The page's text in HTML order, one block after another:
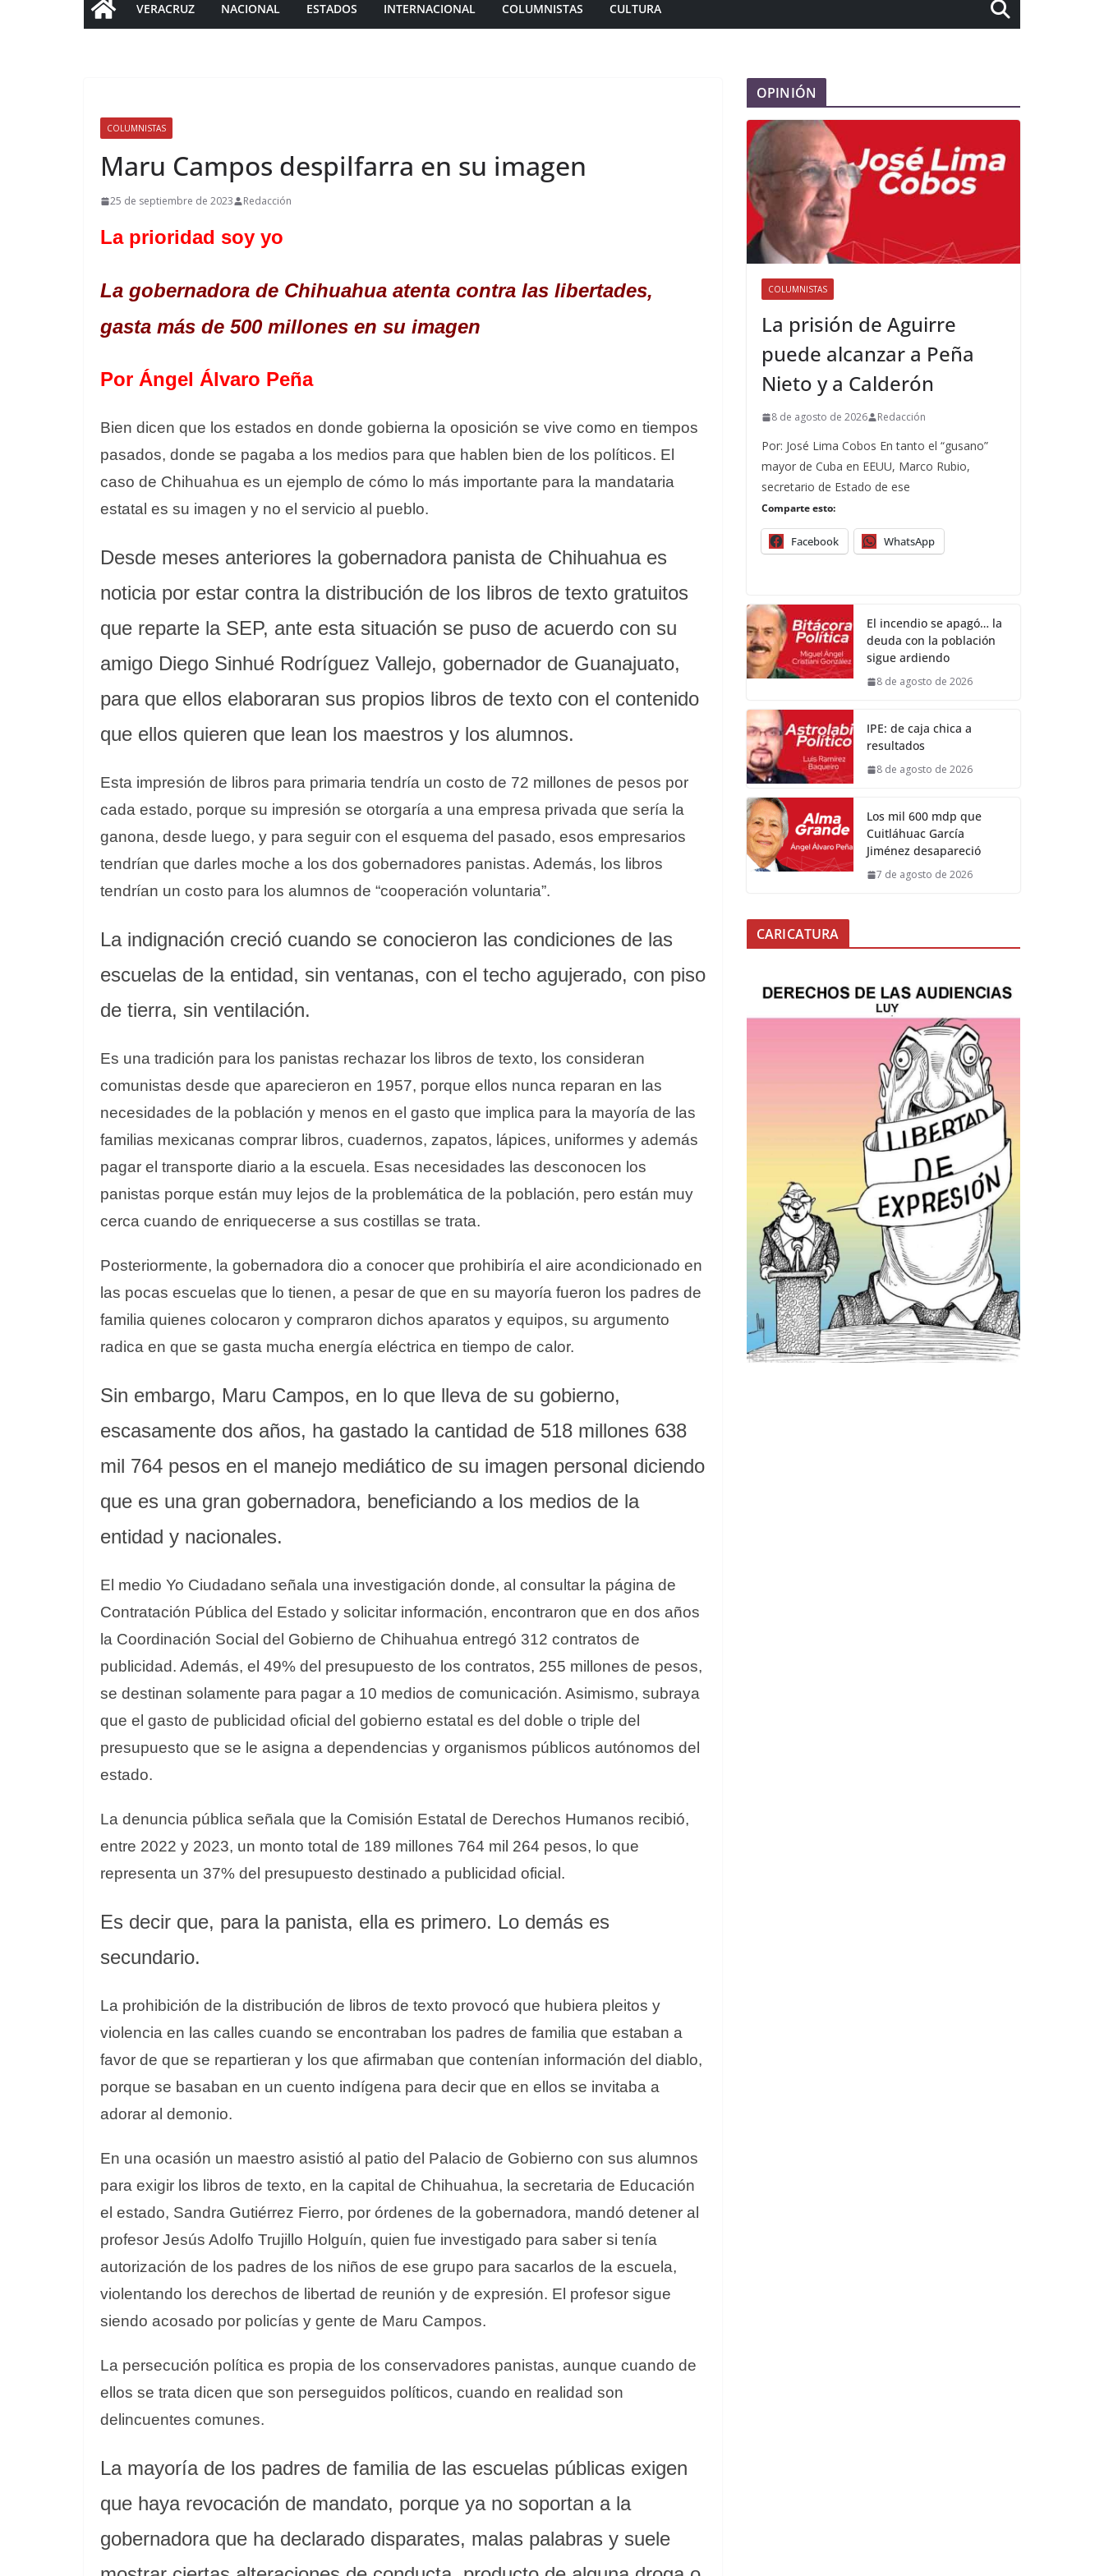
VERACRUZ NACIONAL ESTADOS INTERNACIONAL COLUMNISTAS CULTURA
COLUMNISTAS
Maru Campos despilfarra en su imagen
25 de septiembre de 2023 Redacción
La prioridad soy yo
La gobernadora de Chihuahua atenta contra las libertades,
gasta más de 500 millones en su imagen
Por Ángel Álvaro Peña
Bien dicen que los estados en donde gobierna la oposición se vive como en tiempos
pasados, donde se pagaba a los medios para que hablen bien de los políticos. El
caso de Chihuahua es un ejemplo de cómo lo más importante para la mandataria
estatal es su imagen y no el servicio al pueblo.
Desde meses anteriores la gobernadora panista de Chihuahua es
noticia por estar contra la distribución de los libros de texto gratuitos
que reparte la SEP, ante esta situación se puso de acuerdo con su
amigo Diego Sinhué Rodríguez Vallejo, gobernador de Guanajuato,
para que ellos elaboraran sus propios libros de texto con el contenido
que ellos quieren que lean los maestros y los alumnos.
Esta impresión de libros para primaria tendría un costo de 72 millones de pesos por
cada estado, porque su impresión se otorgaría a una empresa privada que sería la
ganona, desde luego, y para seguir con el esquema del pasado, esos empresarios
tendrían que darles moche a los dos gobernadores panistas. Además, los libros
tendrían un costo para los alumnos de “cooperación voluntaria”.
La indignación creció cuando se conocieron las condiciones de las
escuelas de la entidad, sin ventanas, con el techo agujerado, con piso
de tierra, sin ventilación.
Es una tradición para los panistas rechazar los libros de texto, los consideran
comunistas desde que aparecieron en 1957, porque ellos nunca reparan en las
necesidades de la población y menos en el gasto que implica para la mayoría de las
familias mexicanas comprar libros, cuadernos, zapatos, lápices, uniformes y además
pagar el transporte diario a la escuela. Esas necesidades las desconocen los
panistas porque están muy lejos de la problemática de la población, pero están muy
cerca cuando de enriquecerse a sus costillas se trata.
Posteriormente, la gobernadora dio a conocer que prohibiría el aire acondicionado en
las pocas escuelas que lo tienen, a pesar de que en su mayoría fueron los padres de
familia quienes colocaron y compraron dichos aparatos y equipos, su argumento
radica en que se gasta mucha energía eléctrica en tiempo de calor.
Sin embargo, Maru Campos, en lo que lleva de su gobierno,
escasamente dos años, ha gastado la cantidad de 518 millones 638
mil 764 pesos en el manejo mediático de su imagen personal diciendo
que es una gran gobernadora, beneficiando a los medios de la
entidad y nacionales.
El medio Yo Ciudadano señala una investigación donde, al consultar la página de
Contratación Pública del Estado y solicitar información, encontraron que en dos años
la Coordinación Social del Gobierno de Chihuahua entregó 312 contratos de
publicidad. Además, el 49% del presupuesto de los contratos, 255 millones de pesos,
se destinan solamente para pagar a 10 medios de comunicación. Asimismo, subraya
que el gasto de publicidad oficial del gobierno estatal es del doble o triple del
presupuesto que se le asigna a dependencias y organismos públicos autónomos del
estado.
La denuncia pública señala que la Comisión Estatal de Derechos Humanos recibió,
entre 2022 y 2023, un monto total de 189 millones 764 mil 264 pesos, lo que
representa un 37% del presupuesto destinado a publicidad oficial.
Es decir que, para la panista, ella es primero. Lo demás es
secundario.
La prohibición de la distribución de libros de texto provocó que hubiera pleitos y
violencia en las calles cuando se encontraban los padres de familia que estaban a
favor de que se repartieran y los que afirmaban que contenían información del diablo,
porque se basaban en un cuento indígena para decir que en ellos se invitaba a
adorar al demonio.
En una ocasión un maestro asistió al patio del Palacio de Gobierno con sus alumnos
para exigir los libros de texto, en la capital de Chihuahua, la secretaria de Educación
el estado, Sandra Gutiérrez Fierro, por órdenes de la gobernadora, mandó detener al
profesor Jesús Adolfo Trujillo Holguín, quien fue investigado para saber si tenía
autorización de los padres de los niños de ese grupo para sacarlos de la escuela,
violentando los derechos de libertad de reunión y de expresión. El profesor sigue
siendo acosado por policías y gente de Maru Campos.
La persecución política es propia de los conservadores panistas, aunque cuando de
ellos se trata dicen que son perseguidos políticos, cuando en realidad son
delincuentes comunes.
La mayoría de los padres de familia de las escuelas públicas exigen
que haya revocación de mandato, porque ya no soportan a la
gobernadora que ha declarado disparates, malas palabras y suele
OPINIÓN
COLUMNISTAS
La prisión de Aguirre
puede alcanzar a Peña
Nieto y a Calderón
8 de agosto de 2026 Redacción
Por: José Lima Cobos En tanto el “gusano”
mayor de Cuba en EEUU, Marco Rubio,
secretario de Estado de ese
Comparte esto:
Facebook WhatsApp
El incendio se apagó… la
deuda con la población
sigue ardiendo
8 de agosto de 2026
IPE: de caja chica a
resultados
8 de agosto de 2026
Los mil 600 mdp que
Cuitláhuac García
Jiménez desapareció
7 de agosto de 2026
CARICATURA